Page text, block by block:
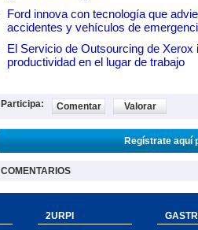
Ford innova con tecnología que
accidentes y vehículos de
El Servicio de Outsourcing de
productividad en el lugar de trabajo
Participa: Comentar Valorar
Regístrate aquí
COMENTARIOS
2URPI